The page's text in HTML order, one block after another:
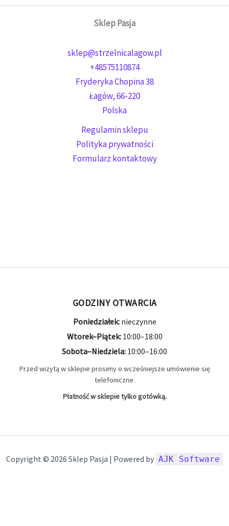
Sklep Pasja
sklep@strzelnicalagow.pl
+48575110874
Fryderyka Chopina 38
Łagów,66-220
Polska
Regulamin sklepu
Polityka prywatności
Formularz kontaktowy
GODZINY OTWARCIA
Poniedziałek:nieczynne
Wtorek–Piątek:10:00–18:00
Sobota–Niedziela: 10:00–16:00
Przed wizytą w sklepie prosimy o wcześniejsze umówienie się
telefoniczne.
Płatność w sklepie tylko gotówką.
Copyright © 2026 Sklep Pasja | Powered by AJK Software